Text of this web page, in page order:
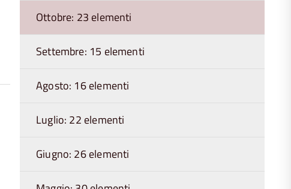
Ottobre: 23 elementi
Settembre: 15 elementi
Agosto: 16 elementi
Luglio: 22 elementi
Giugno: 26 elementi